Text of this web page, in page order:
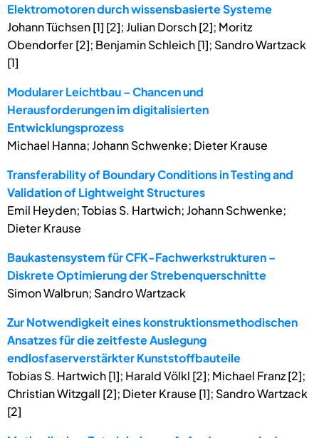
Elektromotoren durch wissensbasierte Systeme
Johann Tüchsen [1] [2]; Julian Dorsch [2]; Moritz
Obendorfer [2]; Benjamin Schleich [1]; Sandro Wartzack
[1]
Modularer Leichtbau – Chancen und
Herausforderungen im digitalisierten
Entwicklungsprozess
Michael Hanna; Johann Schwenke; Dieter Krause
Transferability of Boundary Conditions in Testing and
Validation of Lightweight Structures
Emil Heyden; Tobias S. Hartwich; Johann Schwenke;
Dieter Krause
Baukastensystem für CFK-Fachwerkstrukturen –
Diskrete Optimierung der Strebenquerschnitte
Simon Walbrun; Sandro Wartzack
Zur Notwendigkeit eines konstruktionsmethodischen
Ansatzes für die zeitfeste Auslegung
endlosfaserverstärkter Kunststoffbauteile
Tobias S. Hartwich [1]; Harald Völkl [2]; Michael Franz [2];
Christian Witzgall [2]; Dieter Krause [1]; Sandro Wartzack
[2]